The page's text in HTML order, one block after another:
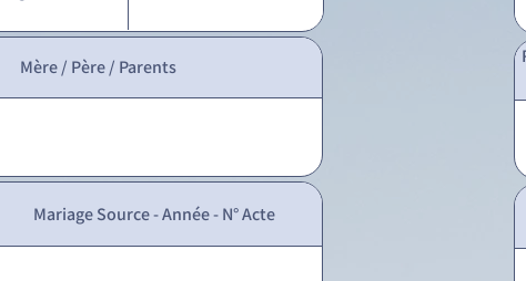
Mère / Père / Parents
Mariage Source - Année - N° Acte